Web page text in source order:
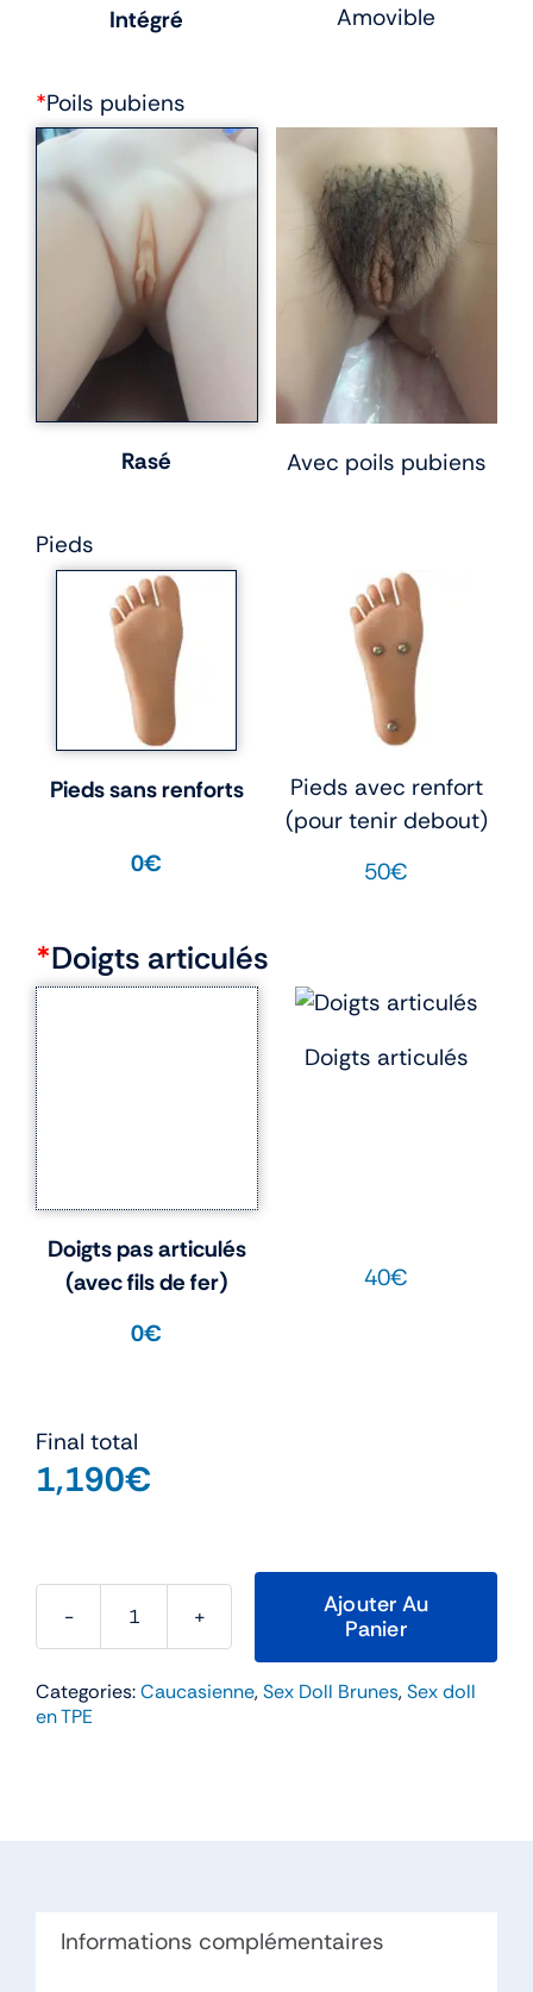
Intégré Amovible
*Poils pubiens
Rasé Avec poils pubiens
Pieds
Pieds sans renforts
0€
Pieds avec renfort
(pour tenir debout)
50€
*Doigts articulés
Doigts pas articulés
(avec fils de fer)
0€
Doigts articulés
40€
Final total
1,190€
quantité
Hilary
Ajouter Au
Panier
Categories:Caucasienne,Sex Doll Brunes,Sex doll
en TPE
Informations complémentaires